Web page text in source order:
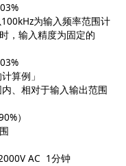
为输入频率范围计
，输入精度为固定的
算例」
、相对于输入输出范围
）
AC 1分钟